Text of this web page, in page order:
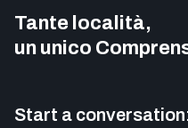
Tante località,
un unico
Start a